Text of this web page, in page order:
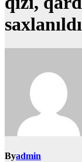
saxlanıldı
Byadmin